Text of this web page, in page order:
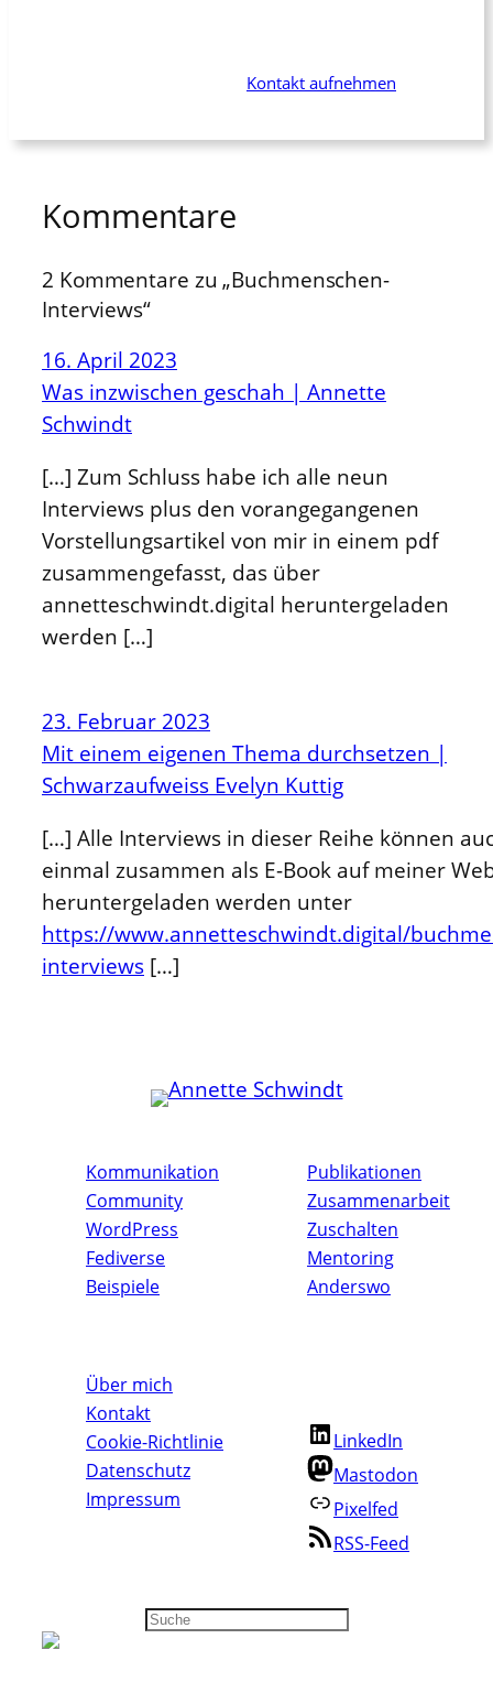
Kontakt aufnehmen
Kommentare
2 Kommentare zu „Buchmenschen-
Interviews“
16. April 2023
Was inzwischen geschah | Annette
Schwindt
[…] Zum Schluss habe ich alle neun
Interviews plus den vorangegangenen
Vorstellungsartikel von mir in einem pdf
zusammengefasst, das über
annetteschwindt.digital heruntergeladen
werden […]
23. Februar 2023
Mit einem eigenen Thema durchsetzen |
Schwarzaufweiss Evelyn Kuttig
[…] Alle Interviews in dieser Reihe können
einmal zusammen als E-Book auf meiner
heruntergeladen werden unter
https://www.annetteschwindt.digital/
interviews […]
Kommunikation
Community
WordPress
Fediverse
Beispiele
Publikationen
Zusammenarbeit
Zuschalten
Mentoring
Anderswo
Über mich
Kontakt
Cookie-Richtlinie
Datenschutz
Impressum
LinkedIn
Mastodon
Pixelfed
RSS-Feed
Suchen